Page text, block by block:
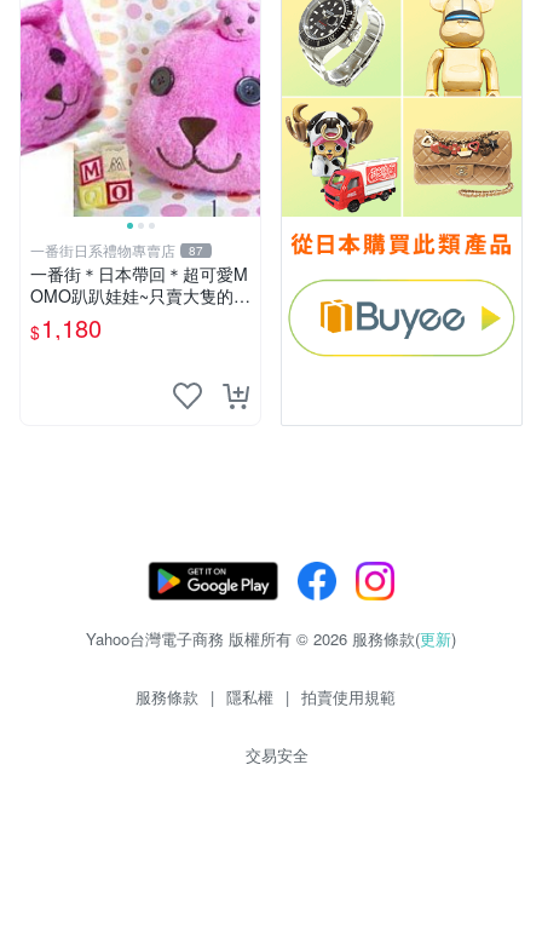
一番街日系禮物專賣店 87
一番街＊日本帶回＊超可愛M
OMO趴趴娃娃~只賣大隻的1
號~單隻價～生日禮物
$1,180
Yahoo台灣電子商務 版權所有 © 2026 服務條款(更新)
服務條款 | 隱私權 | 拍賣使用規範
交易安全